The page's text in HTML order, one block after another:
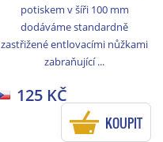
potiskem v šíři 100 mm
dodáváme standardně
zastřižené entlovacími nůžkami
zabraňující ...
125 KČ
KOUPIT